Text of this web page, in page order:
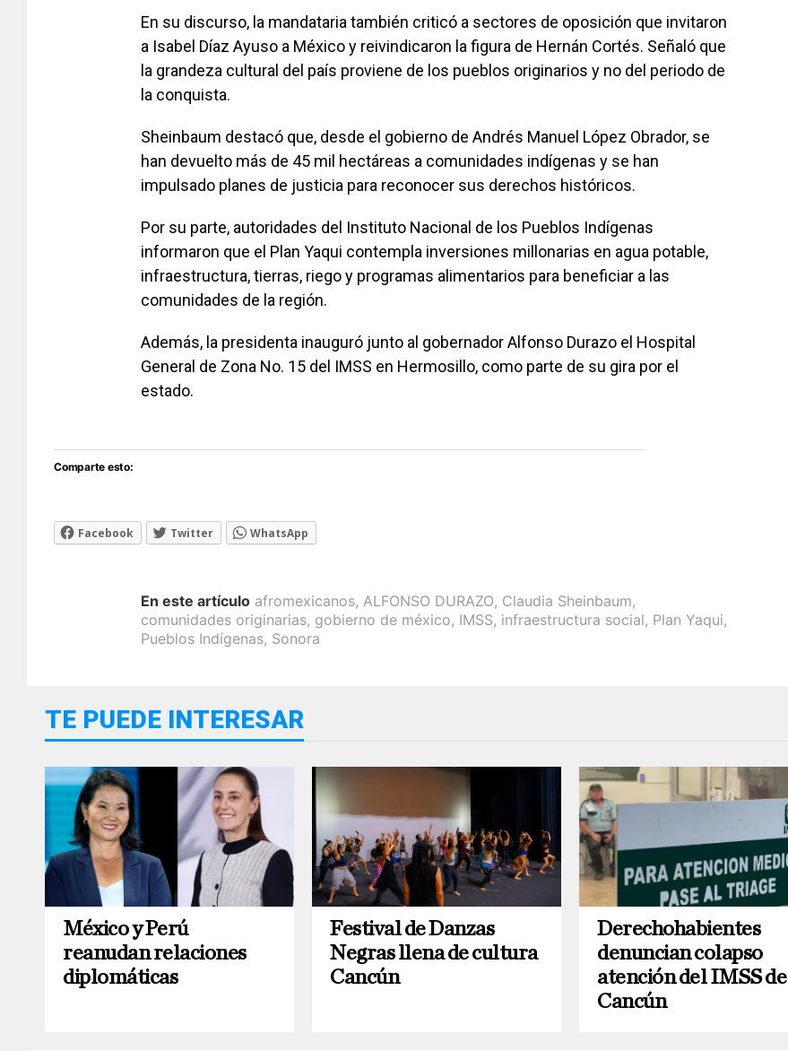
En su discurso, la mandataria también criticó a sectores de oposición que invitaron
a Isabel Díaz Ayuso a México y reivindicaron la figura de Hernán Cortés. Señaló que
la grandeza cultural del país proviene de los pueblos originarios y no del periodo de
la conquista.
Sheinbaum destacó que, desde el gobierno de Andrés Manuel López Obrador, se
han devuelto más de 45 mil hectáreas a comunidades indígenas y se han
impulsado planes de justicia para reconocer sus derechos históricos.
Por su parte, autoridades del Instituto Nacional de los Pueblos Indígenas
informaron que el Plan Yaqui contempla inversiones millonarias en agua potable,
infraestructura, tierras, riego y programas alimentarios para beneficiar a las
comunidades de la región.
Además, la presidenta inauguró junto al gobernador Alfonso Durazo el Hospital
General de Zona No. 15 del IMSS en Hermosillo, como parte de su gira por el
estado.
Comparte esto:
Facebook Twitter WhatsApp
En este artículo afromexicanos, ALFONSO DURAZO, Claudia Sheinbaum,
comunidades originarias, gobierno de méxico, IMSS, infraestructura social, Plan Yaqui,
Pueblos Indígenas, Sonora
TE PUEDE INTERESAR
México y Perú
reanudan relaciones
diplomáticas
Festival de Danzas
Negras llena de cultura
Cancún
Derechohabientes
denuncian colapso
atención del IMSS de
Cancún